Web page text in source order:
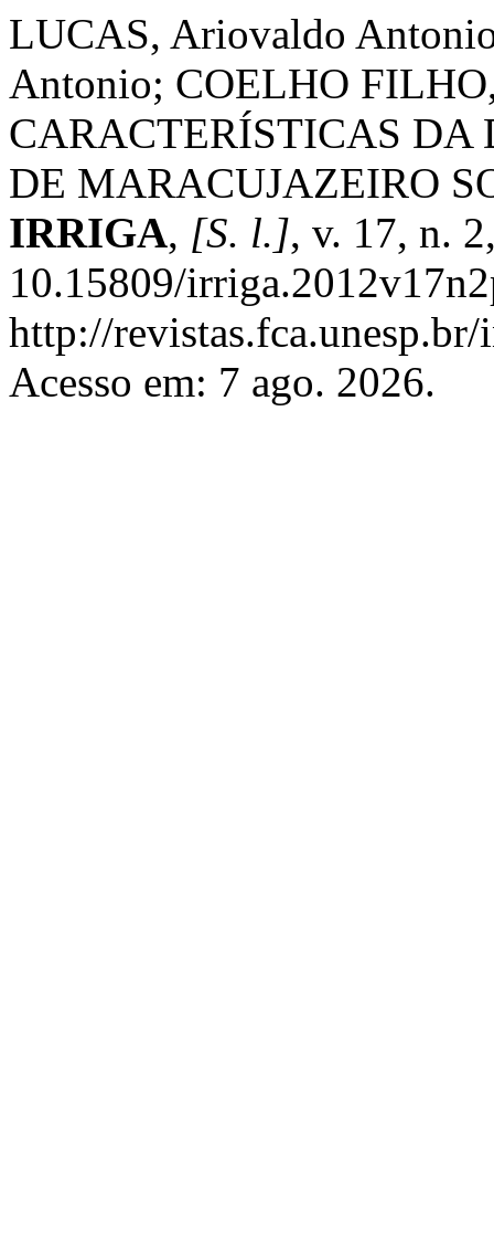
LUCAS, Ariovaldo
Antonio; COELHO
CARACTERÍSTICAS
DE MARACUJAZEIRO
IRRIGA, [S. l.], v. 17, n.
10.15809/
http://
Acesso em: 7 ago. 2026.